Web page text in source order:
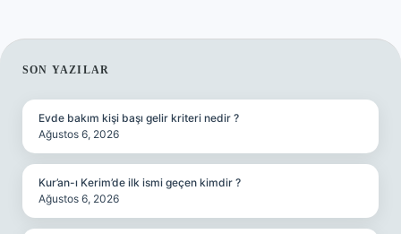
SIDEBAR
SON YAZILAR
Evde bakım kişi başı gelir kriteri nedir ?
Ağustos 6, 2026
Kur’an-ı Kerim’de ilk ismi geçen kimdir ?
Ağustos 6, 2026